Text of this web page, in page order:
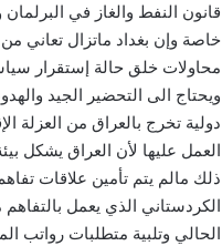
قانون النفط والغاز في
خاصة وإن بغداد ماتزال تعاني
محاولات خلق حالة إستقرار
ويحتاج الى التحضير الجيد
دولية تخرج بالعراق من العزلة
العمل عليها لأن العراق يشكل
ذلك مالم يتم تأمين علاقات
الكردستاني الذي يعمل بالتفاهم
الحالي وتلبية متطلبات رواتب